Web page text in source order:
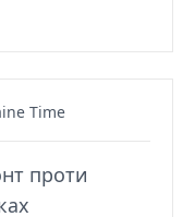
Time
проти